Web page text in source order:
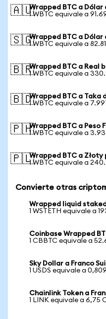
🇦🇺Wrapped BTC a
1 WBTC equivale a
🇸🇬Wrapped BTC a Dólar
1 WBTC equivale a
🇧🇷Wrapped BTC a Real
1 WBTC equivale a
🇧🇩Wrapped BTC a Taka
1 WBTC equivale a
🇵🇭Wrapped BTC a Peso
1 WBTC equivale a
🇵🇱Wrapped BTC a Złoty
1 WBTC equivale a
Convierte otras
Wrapped liquid
1 WSTETH equivale a
Coinbase Wrapped
1 CBBTC equivale a
Sky Dollar a Franco
1 USDS equivale a
Chainlink Token a
1 LINK equivale a 6,75